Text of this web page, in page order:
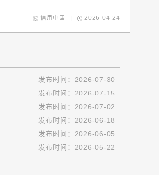
信用中国 2026-04-24
发布时间： 2026-07-30
发布时间： 2026-07-15
发布时间： 2026-07-02
发布时间： 2026-06-18
发布时间： 2026-06-05
发布时间： 2026-05-22